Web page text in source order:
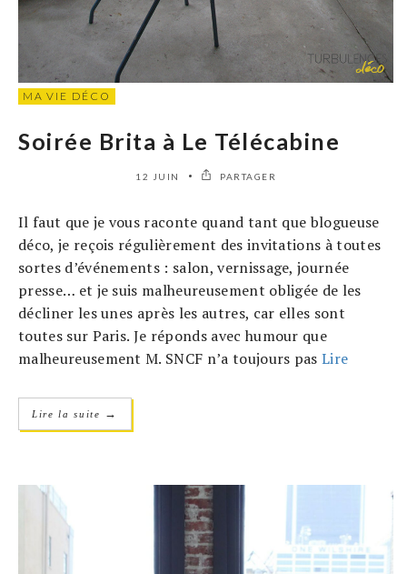
MA VIE DÉCO
Soirée Brita à Le Télécabine
12 JUIN PARTAGER
Il faut que je vous raconte quand tant que blogueuse
déco, je reçois régulièrement des invitations à toutes
sortes d’événements : salon, vernissage, journée
presse… et je suis malheureusement obligée de les
décliner les unes après les autres, car elles sont
toutes sur Paris. Je réponds avec humour que
malheureusement M. SNCF n’a toujours pasLire
Lire la suite →